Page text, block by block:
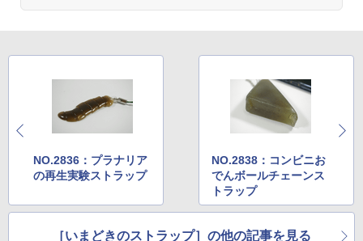
NO.2836：プラナリア
の再生実験ストラップ
NO.2838：コンビニお
でんボールチェーンス
トラップ
［いまどきのストラップ］の他の記事を見る